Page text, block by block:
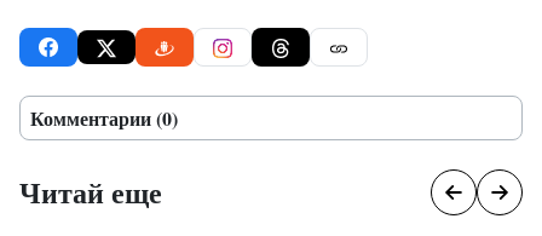
Комментарии (0)
Читай еще